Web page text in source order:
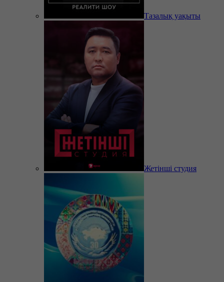
Тазалық уақыты
Жетінші студия